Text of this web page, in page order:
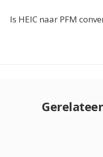
Is HEIC naar PFM